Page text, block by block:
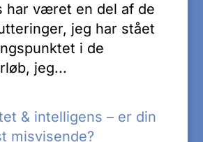
har været en del af de
jeg har stået
i de
jeg...